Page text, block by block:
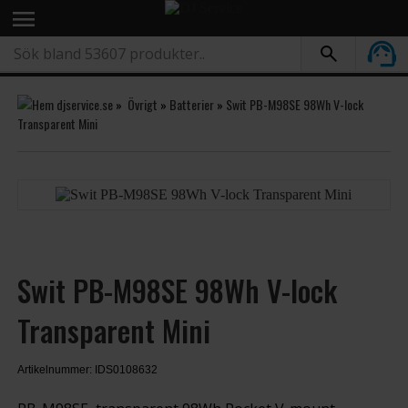
menu
» Övrigt » Batterier» Swit PB-M98SE 98Wh V-lock
Transparent Mini
Swit PB-M98SE 98Wh V-lock
Transparent Mini
Artikelnummer: IDS0108632